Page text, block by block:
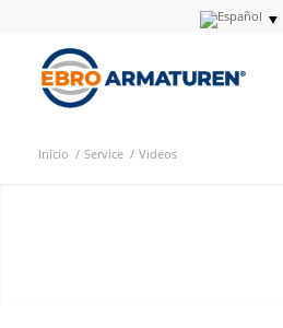
Inicio / Service / Videos